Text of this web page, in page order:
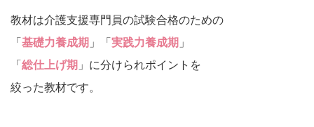
教材は介護支援専門員の試験合格のための
「 基礎力養成期 」「 実践力養成期 」
「 総仕上げ期 」に分けられポイントを
絞った教材です。